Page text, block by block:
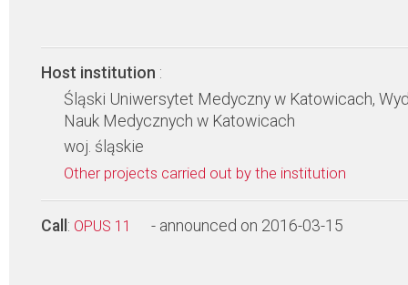
Host institution :
Śląski Uniwersytet Medyczny w Katowicach,
Nauk Medycznych w Katowicach
woj. śląskie
Other projects carried out by the institution
Call : OPUS 11 - announced on 2016-03-15